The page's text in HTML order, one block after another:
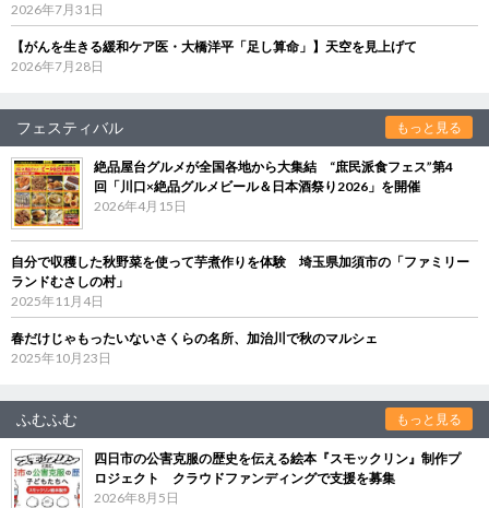
2026年7月31日
【がんを生きる緩和ケア医・大橋洋平「足し算命」】天空を見上げて
2026年7月28日
フェスティバル もっと見る
絶品屋台グルメが全国各地から大集結 “庶民派食フェス”第4
回「川口×絶品グルメビール＆日本酒祭り2026」を開催
2026年4月15日
自分で収穫した秋野菜を使って芋煮作りを体験 埼玉県加須市の「ファミリー
ランドむさしの村」
2025年11月4日
春だけじゃもったいないさくらの名所、加治川で秋のマルシェ
2025年10月23日
ふむふむ もっと見る
四日市の公害克服の歴史を伝える絵本『スモックリン』制作プ
ロジェクト クラウドファンディングで支援を募集
2026年8月5日